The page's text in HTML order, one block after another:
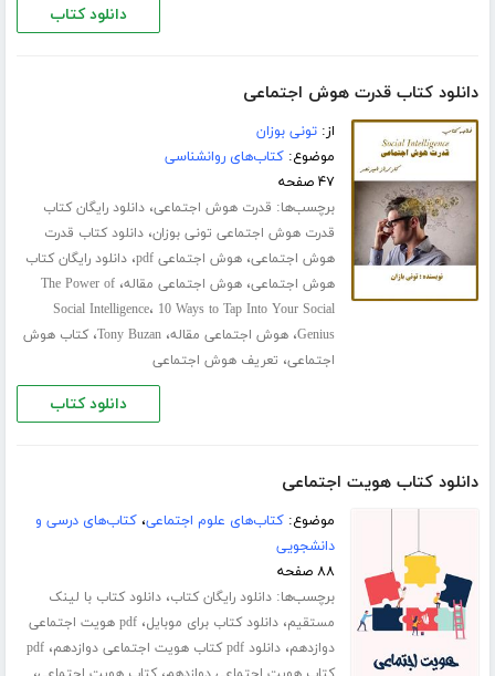
دانلود کتاب
دانلود کتاب قدرت هوش اجتماعی
از:تونی بوزان
موضوع:کتاب‌های روانشناسی
۴۷ صفحه
برچسب‌ها: قدرت هوش اجتماعی،دانلود رایگان کتاب
قدرت هوش اجتماعی تونی بوزان،دانلود کتاب قدرت
هوش اجتماعی،هوش اجتماعی pdf ،دانلود رایگان کتاب
هوش اجتماعی،هوش اجتماعی مقاله،The Power of
Social Intelligence، 10 Ways to Tap Into Your Social
Genius،هوش اجتماعی مقاله،Tony Buzan،کتاب هوش
اجتماعی، تعریف هوش اجتماعی
دانلود کتاب
دانلود کتاب هویت اجتماعی
موضوع:کتاب‌های علوم اجتماعی،کتاب‌های درسی و
دانشجویی
۸۸ صفحه
برچسب‌ها:دانلود رایگان کتاب،دانلود کتاب با لینک
مستقیم،دانلود کتاب برای موبایل،
pdf هویت اجتماعی
دوازدهم،دانلود pdf کتاب هویت اجتماعی دوازدهم ،pdf